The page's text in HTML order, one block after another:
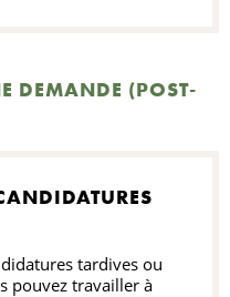
DEMANDE (POST-
tardives ou
pouvez travailler à